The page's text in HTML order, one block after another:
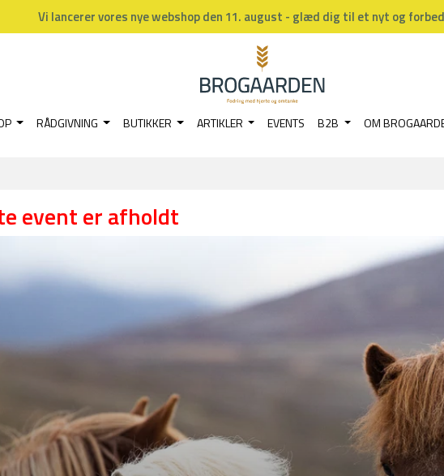
Vi lancerer vores nye webshop den 11. august - glæd dig til et nyt og
RÅDGIVNING BUTIKKER ARTIKLER EVENTS B2B OM
event er afholdt